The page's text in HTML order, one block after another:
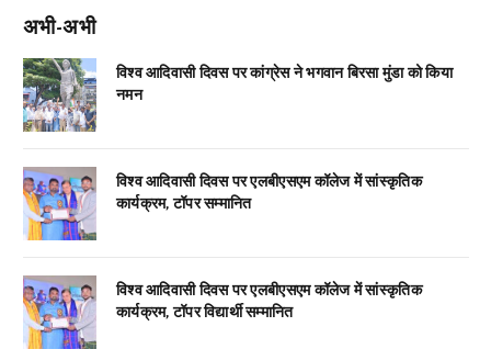
अभी-अभी
विश्व आदिवासी दिवस पर कांग्रेस ने भगवान बिरसा मुंडा को किया
नमन
विश्व आदिवासी दिवस पर एलबीएसएम कॉलेज में सांस्कृतिक
कार्यक्रम, टॉपर सम्मानित
विश्व आदिवासी दिवस पर एलबीएसएम कॉलेज में सांस्कृतिक
कार्यक्रम, टॉपर विद्यार्थी सम्मानित